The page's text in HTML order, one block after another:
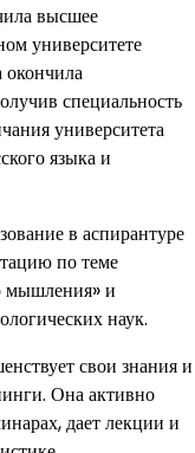
высшее
университете
специальность
университета
языка и
в аспирантуре
по теме
мышления» и
наук.
свои знания и
Она активно
дает лекции и